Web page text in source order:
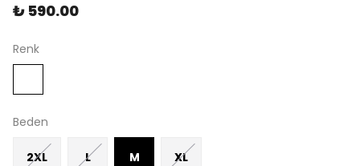
₺ 590.00
Renk
Beden
2XL L M XL